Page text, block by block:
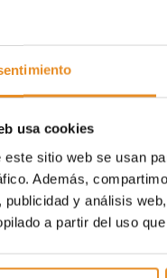
usa cookies
este sitio web se usan
Además,
publicidad y análisis
a partir del uso
la obra, se paga el